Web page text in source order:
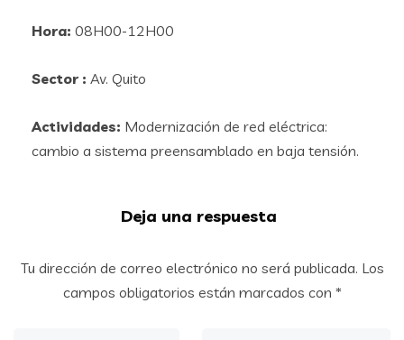
Hora: 08H00-12H00
Sector : Av. Quito
Actividades: Modernización de red eléctrica:
cambio a sistema preensamblado en baja tensión.
Deja una respuesta
Tu dirección de correo electrónico no será publicada. Los
campos obligatorios están marcados con *